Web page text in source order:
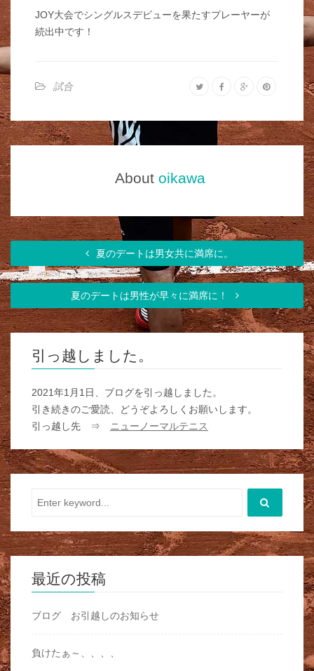
JOY大会でシングルスデビューを果たすプレーヤーが
続出中です！
試合
About oikawa
夏のデートは男女共に満席に。
夏のデートは男性が早々に満席に！
引っ越しました。
2021年1月1日、ブログを引っ越しました。
引き続きのご愛読、どうぞよろしくお願いします。
引っ越し先 ⇒
ニューノーマルテニス
最近の投稿
ブログ お引越しのお知らせ
負けたぁ～、、、、